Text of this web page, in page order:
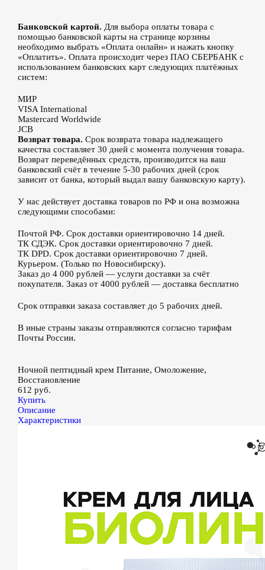
Банковской картой. Для выбора оплаты товара с
помощью банковской карты на странице корзины
необходимо выбрать «Оплата онлайн» и нажать кнопку
«Оплатить». Оплата происходит через ПАО СБЕРБАНК с
использованием банковских карт следующих платёжных
систем:
МИР
VISA International
Mastercard Worldwide
JCB
Возврат товара. Срок возврата товара надлежащего
качества составляет 30 дней с момента получения товара.
Возврат переведённых средств, производится на ваш
банковский счёт в течение 5-30 рабочих дней (срок
зависит от банка, который выдал вашу банковскую карту).
У нас действует доставка товаров по РФ и она возможна
следующими способами:
Почтой РФ. Срок доставки ориентировочно 14 дней.
ТК СДЭК. Срок доставки ориентировочно 7 дней.
ТК DPD. Срок доставки ориентировочно 7 дней.
Курьером. (Только по Новосибирску).
Заказ до 4 000 рублей — услуги доставки за счёт
покупателя. Заказ от 4000 рублей — доставка бесплатно
Срок отправки заказа составляет до 5 рабочих дней.
В иные страны заказы отправляются согласно тарифам
Почты России.
Ночной пептидный крем Питание, Омоложение,
Восстановление
612 руб.
Купить
Описание
Характеристики